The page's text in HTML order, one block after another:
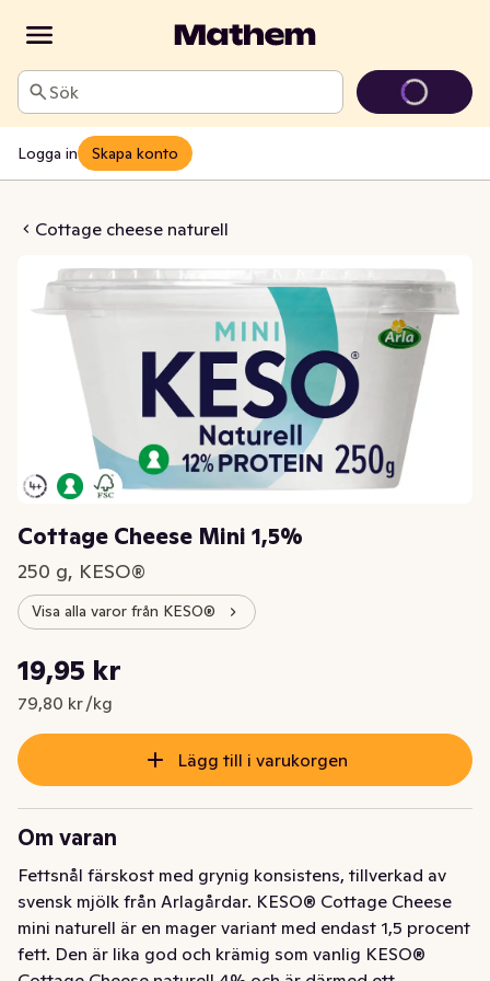
Sök
Logga in Skapa konto
Cottage cheese naturell
Mini 1,5%
Cottage Cheese Mini 1,5%
250 g, KESO®
Visa alla varor från KESO®
Nuvarande pris är: 19,95 kr
19,95 kr
79,80 kr /kg
Styckpris: 79,80 kr /kg
Lägg till i varukorgen
Om varan
Fettsnål färskost med grynig konsistens, tillverkad av
svensk mjölk från Arlagårdar. KESO® Cottage Cheese
mini naturell är en mager variant med endast 1,5 procent
fett. Den är lika god och krämig som vanlig KESO®